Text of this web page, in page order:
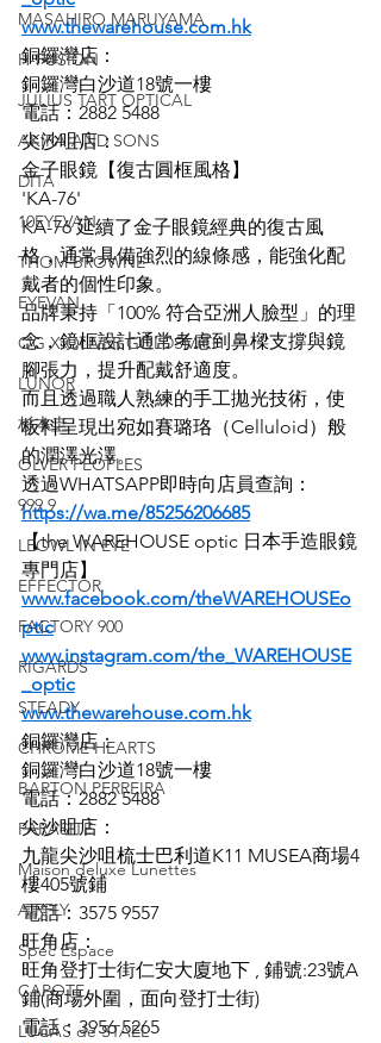
MASAHIRO MARUYAMA
H-FUSION
JULIUS TART OPTICAL
AKIRA AND SONS
DITA
10EYEVAN
THOM BROWNE
EYEVAN
OG X OLIVER GOLDSMITH
LUNOR
杉本圭
OLVER PEOPLES
999.9
LEOWL IN EYE
EFFECTOR
FACTORY 900
RIGARDS
STEADY
CHROME HEARTS
BARTON PERREIRA
PARASITE
Maison deluxe Lunettes
AIRFLY
Spec Espace
CAPOTE
LUCAS de STAEL
www.thewarehouse.com.hk
銅鑼灣店：
銅鑼灣白沙道18號一樓
電話：2882 5488
尖沙咀店：
金子眼鏡【復古圓框風格】
'KA-76'
KA-76 延續了金子眼鏡經典的復古風
格，通常具備強烈的線條感，能強化配
戴者的個性印象。
品牌秉持「100% 符合亞洲人臉型」的理
念，鏡框設計通常考慮到鼻樑支撐與鏡
腳張力，提升配戴舒適度。
而且透過職人熟練的手工拋光技術，使
板料呈現出宛如賽璐珞（Celluloid）般
的潤澤光澤。
透過WHATSAPP即時向店員查詢：
https://wa.me/85256206685
【the WAREHOUSE optic 日本手造眼鏡
專門店】
www.facebook.com/theWAREHOUSEo
ptic
www.instagram.com/the_WAREHOUSE
_optic
www.thewarehouse.com.hk
銅鑼灣店：
銅鑼灣白沙道18號一樓
電話：2882 5488
尖沙咀店：
九龍尖沙咀梳士巴利道K11 MUSEA商場4
樓405號鋪
電話：3575 9557
旺角店：
旺角登打士街仁安大廈地下 , 鋪號:23號A
鋪(商場外圍，面向登打士街)
電話：3956 5265